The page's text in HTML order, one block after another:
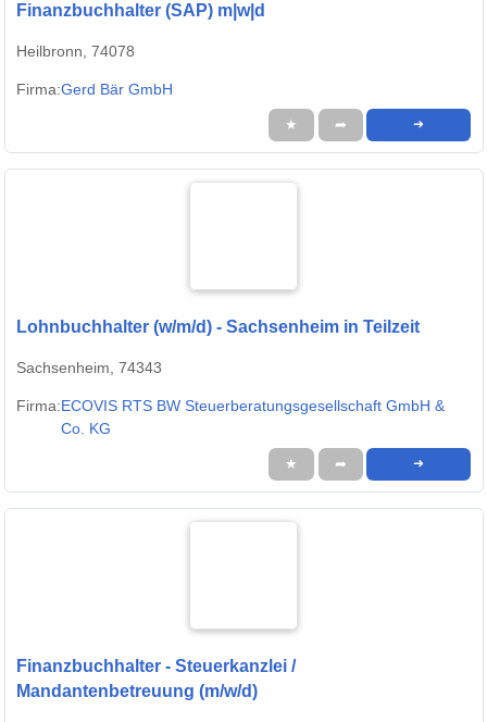
Finanzbuchhalter (SAP) m|w|d
Heilbronn, 74078
Firma:Gerd Bär GmbH
★ ➦ ➜
Lohnbuchhalter (w/m/d) - Sachsenheim in Teilzeit
Sachsenheim, 74343
Firma:ECOVIS RTS BW Steuerberatungsgesellschaft GmbH &
Co. KG
★ ➦ ➜
Finanzbuchhalter - Steuerkanzlei /
Mandantenbetreuung (m/w/d)